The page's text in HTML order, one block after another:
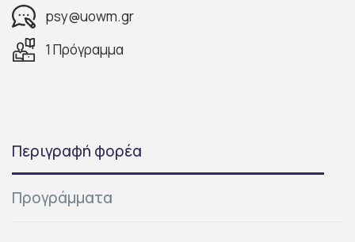
psy@uowm.gr
1 Πρόγραμμα
Περιγραφή φορέα
Προγράμματα